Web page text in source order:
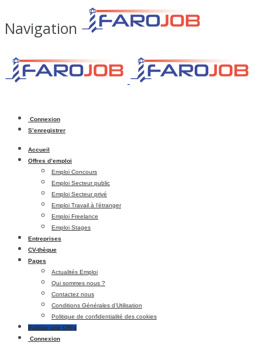
Navigation
Connexion
S’enregistrer
Accueil
Offres d’emploi
Emploi Concours
Emploi Secteur public
Emploi Secteur privé
Emploi Travail à l’étranger
Emploi Freelance
Emploi Stages
Entreprises
CV-thèque
Pages
Actualités Emploi
Qui sommes nous ?
Contactez nous
Conditions Générales d’Utilisation
Politique de confidentialité des cookies
Publier une Offre
Connexion